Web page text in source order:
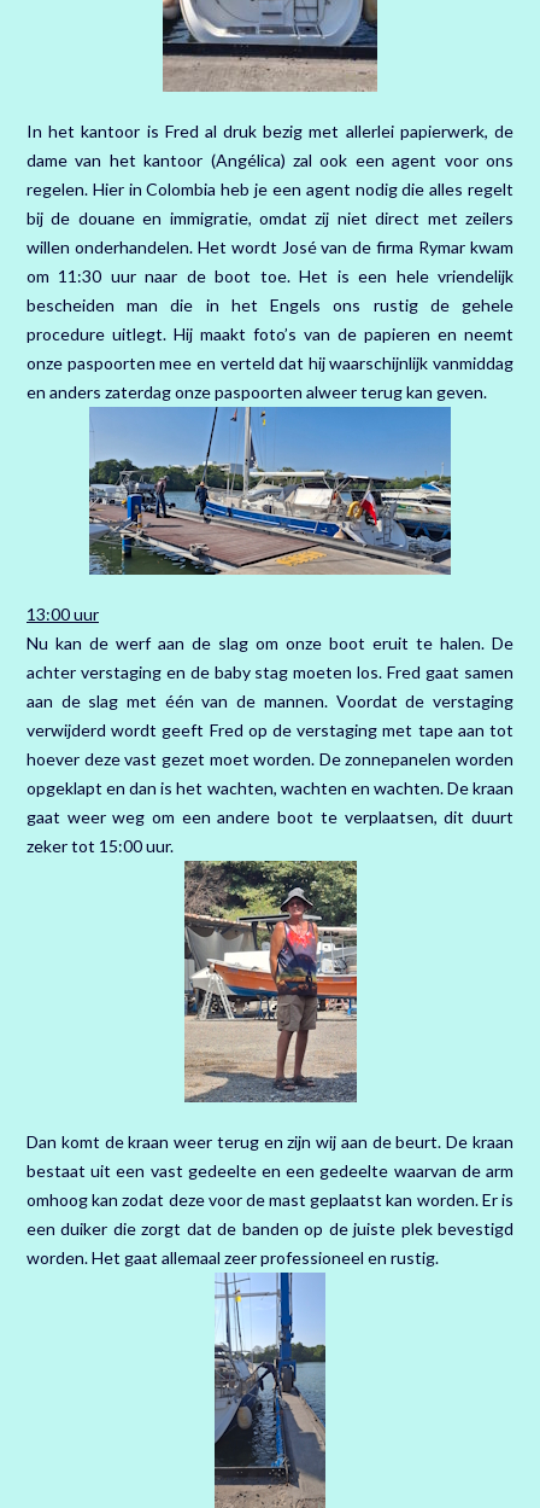
In het kantoor is Fred al druk bezig met allerlei papierwerk, de
dame van het kantoor (Angélica) zal ook een agent voor ons
regelen. Hier in Colombia heb je een agent nodig die alles regelt
bij de douane en immigratie, omdat zij niet direct met zeilers
willen onderhandelen. Het wordt José van de firma Rymar kwam
om 11:30 uur naar de boot toe. Het is een hele vriendelijk
bescheiden man die in het Engels ons rustig de gehele
procedure uitlegt. Hij maakt foto’s van de papieren en neemt
onze paspoorten mee en verteld dat hij waarschijnlijk vanmiddag
en anders zaterdag onze paspoorten alweer terug kan geven.
13:00 uur
Nu kan de werf aan de slag om onze boot eruit te halen. De
achter verstaging en de baby stag moeten los. Fred gaat samen
aan de slag met één van de mannen. Voordat de verstaging
verwijderd wordt geeft Fred op de verstaging met tape aan tot
hoever deze vast gezet moet worden. De zonnepanelen worden
opgeklapt en dan is het wachten, wachten en wachten. De kraan
gaat weer weg om een andere boot te verplaatsen, dit duurt
zeker tot 15:00 uur.
Dan komt de kraan weer terug en zijn wij aan de beurt. De kraan
bestaat uit een vast gedeelte en een gedeelte waarvan de arm
omhoog kan zodat deze voor de mast geplaatst kan worden. Er is
een duiker die zorgt dat de banden op de juiste plek bevestigd
worden. Het gaat allemaal zeer professioneel en rustig.